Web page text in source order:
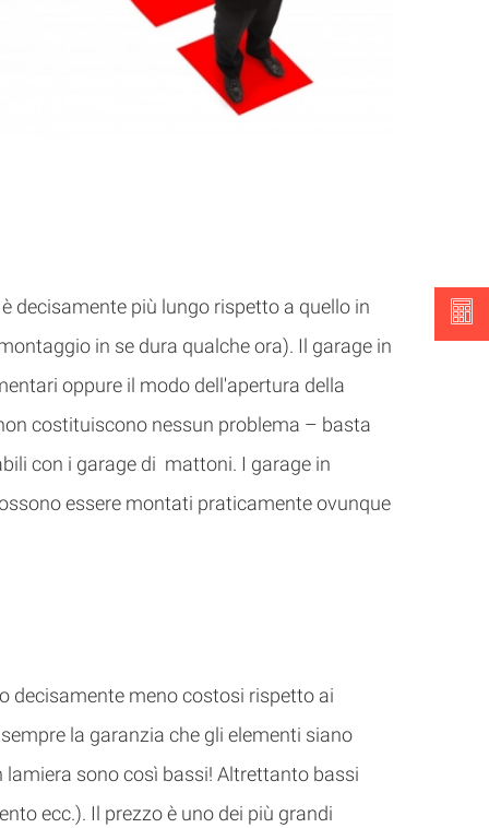
decisamente più lungo rispetto a quello in
in se dura qualche ora). Il garage in
oppure il modo dell'apertura della
costituiscono nessun problema – basta
con i garage di mattoni. I garage in
essere montati praticamente ovunque
decisamente meno costosi rispetto ai
la garanzia che gli elementi siano
sono così bassi! Altrettanto bassi
ecc.). Il prezzo è uno dei più grandi